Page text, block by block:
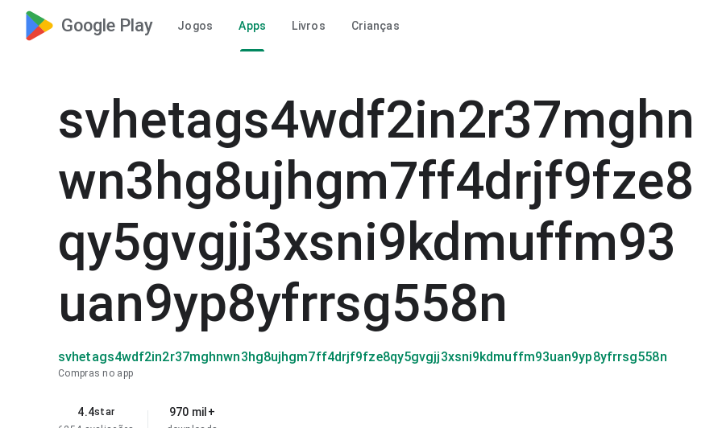
Google Play Jogos Apps Livros Crianças
svhetags4wdf2in2r37mghn
wn3hg8ujhgm7ff4drjf9fze8
qy5gvgjj3xsni9kdmuffm93
uan9yp8yfrrsg558n
svhetags4wdf2in2r37mghnwn3hg8ujhgm7ff4drjf9fze8qy5gvgjj3xsni9kdmuffm93uan9yp8yfrrsg558n
Compras no app
4.4star
970 mil+